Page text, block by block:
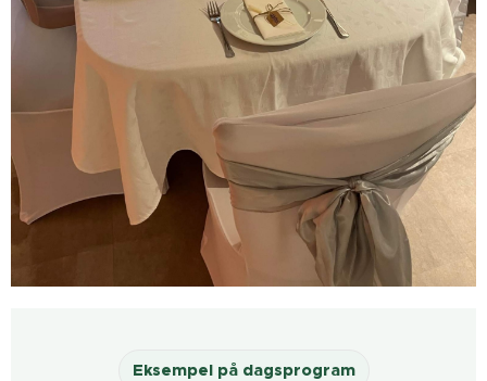
Eksempel på dagsprogram